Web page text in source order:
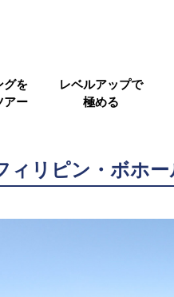
グを
アー
レベルアップで
極める
リピン・ボホー